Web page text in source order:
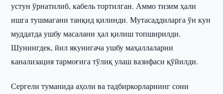
устун ўрнатилиб, кабель тортилган. Аммо тизим ҳали
ишга тушмагани танқид қилинди. Мутасаддиларга ўн кун
муддатда ушбу масалани ҳал қилиш топширилди.
Шунингдек, йил якунигача ушбу маҳаллаларни
канализация тармоғига тўлиқ улаш вазифаси қўйилди.
Сергели туманида аҳоли ва тадбиркорларнинг сони